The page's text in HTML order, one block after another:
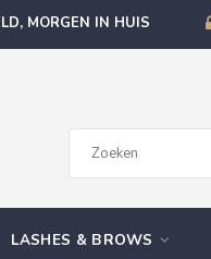
MORGEN IN HUIS
LASHES & BROWS